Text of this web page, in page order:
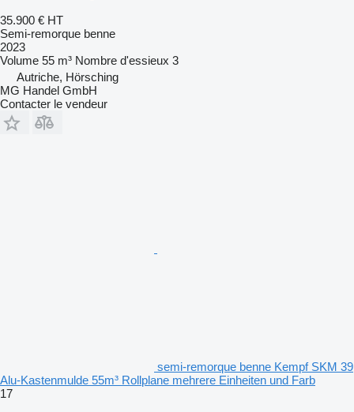
35.900 € HT
Semi-remorque benne
2023
Volume 55 m³ Nombre d'essieux 3
Autriche, Hörsching
MG Handel GmbH
Contacter le vendeur
semi-remorque benne Kempf SKM 39
Alu-Kastenmulde 55m³ Rollplane mehrere Einheiten und Farb
17